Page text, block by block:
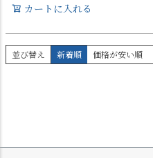
カートに入れる
並び替え 新着順 価格が安い順